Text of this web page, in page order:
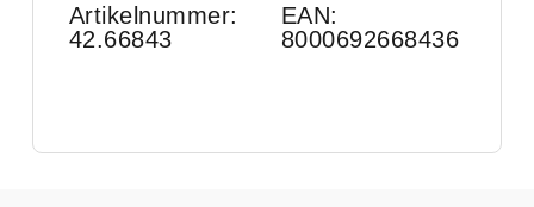
Artikelnummer:
42.66843
EAN:
8000692668436